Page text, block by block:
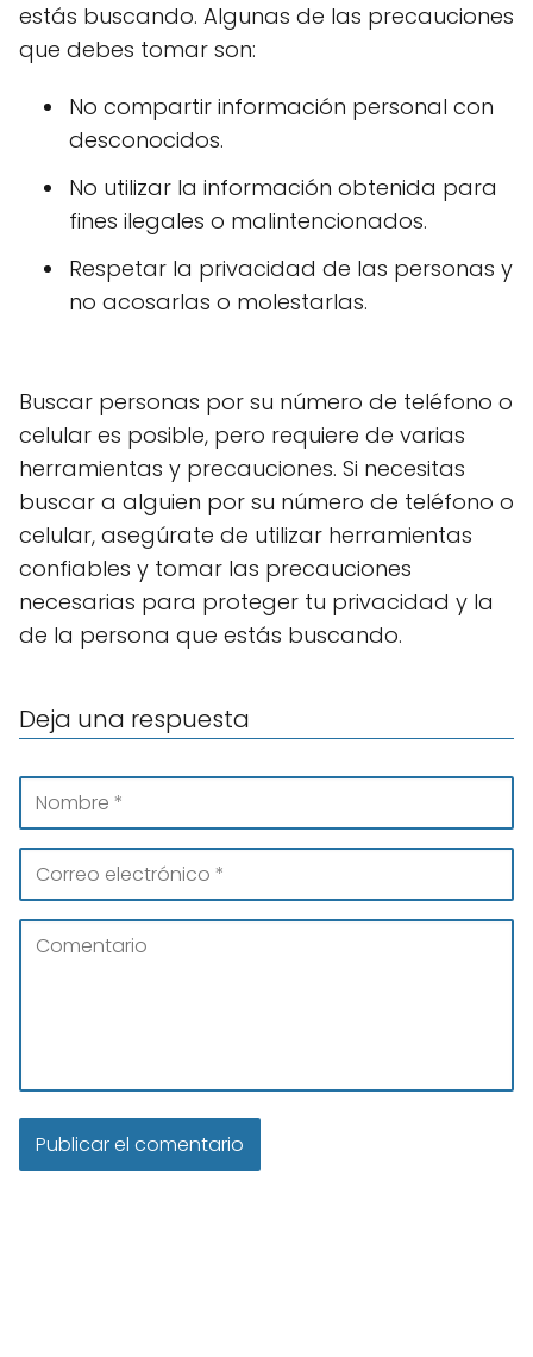
estás buscando. Algunas de las precauciones
que debes tomar son:
No compartir información personal con
desconocidos.
No utilizar la información obtenida para
fines ilegales o malintencionados.
Respetar la privacidad de las personas y
no acosarlas o molestarlas.
Buscar personas por su número de teléfono o
celular es posible, pero requiere de varias
herramientas y precauciones. Si necesitas
buscar a alguien por su número de teléfono o
celular, asegúrate de utilizar herramientas
confiables y tomar las precauciones
necesarias para proteger tu privacidad y la
de la persona que estás buscando.
Deja una respuesta